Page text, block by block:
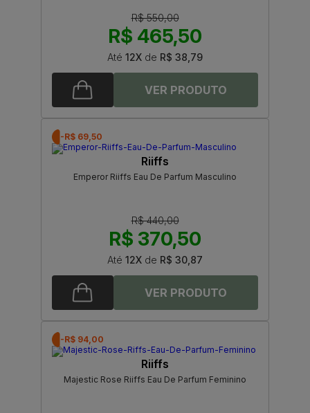
R$ 550,00
R$ 465,50
Até 12X de R$ 38,79
-R$ 69,50
Riiffs
Emperor Riiffs Eau De Parfum Masculino
R$ 440,00
R$ 370,50
Até 12X de R$ 30,87
-R$ 94,00
Riiffs
Majestic Rose Riiffs Eau De Parfum Feminino